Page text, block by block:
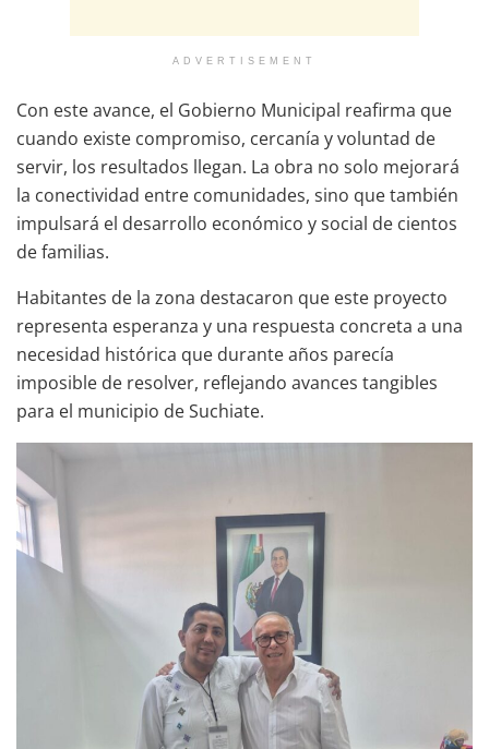
ADVERTISEMENT
Con este avance, el Gobierno Municipal reafirma que
cuando existe compromiso, cercanía y voluntad de
servir, los resultados llegan. La obra no solo mejorará
la conectividad entre comunidades, sino que también
impulsará el desarrollo económico y social de cientos
de familias.
Habitantes de la zona destacaron que este proyecto
representa esperanza y una respuesta concreta a una
necesidad histórica que durante años parecía
imposible de resolver, reflejando avances tangibles
para el municipio de Suchiate.